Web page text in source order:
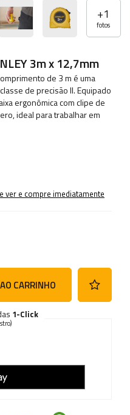
+1
fotos
3m x 12,7mm
de 3 m é uma
de precisão II. Equipado
ergonômica com clipe de
ideal para trabalhar em
ver e compre imediatamente
CARRINHO
1-Click